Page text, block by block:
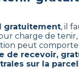
gratuitement, il
charge de
peut
de recevoir,
sur la